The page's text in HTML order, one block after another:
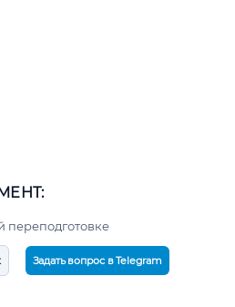
переподготовке
Задать вопрос в Telegram